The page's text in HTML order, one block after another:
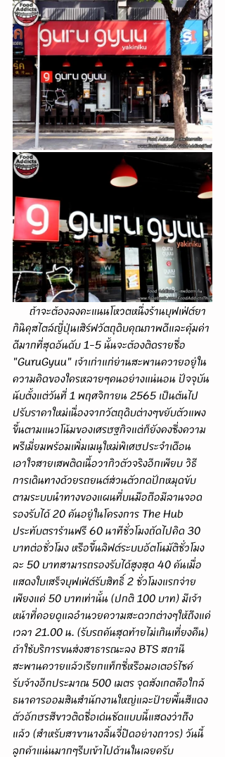
กินิคุสไตล์ญี่ปุ่นเสิร์ฟวัตถุดิบคุณภาพดีและคุ้มค่า
ดีมากที่สุดอันดับ 1-5 นั้นจะต้องติดรายชื่อ
"GuruGyuu" เจ้าเก่าแก่ย่านสะพานควายอยู่ใน
ความคิดของใครหลายๆคนอย่างแน่นอน ปัจจุบัน
นับตั้งแต่วันที่ 1 พฤศจิกายน 2565 เป็นต้นไป
ปรับราคาใหม่เนื่องจากวัตถุดิบต่างๆขยับตัวแพง
ขึ้นตามแนวโน้มของเศรษฐกิจแต่ก็ยังคงซึ่งความ
พรีเมี่ยมพร้อมเพิ่มเมนูใหม่พิเศษประจำเดือน
เอาใจสายเสพติดเนื้อวากิวตัวจริงอีกเพียบ วิธี
การเดินทางด้วยรถยนต์ส่วนตัวกดปักหมุดขับ
ตามระบบนำทางของแผนที่บนมือถือมีลานจอด
รองรับได้ 20 คันอยู่ในโครงการ The Hub
ประทับตราร้านฟรี 60 นาทีชั่วโมงถัดไปคิด 30
บาทต่อชั่วโมง หรือขึ้นลิฟต์ระบบอัตโนมัติชั่วโมง
ละ 50 บาทสามารถรองรับได้สูงสุด 40 คันเมื่อ
แสดงใบเสร็จบุฟเฟ่ต์รับสิทธิ์ 2 ชั่วโมงแรกจ่าย
เพียงแค่ 50 บาทเท่านั้น (ปกติ 100 บาท) มีเจ้า
หน้าที่คอยดูแลอำนวยความสะดวกต่างๆให้ถึงแค่
เวลา 21.00 น. (รับรถคันสุดท้ายไม่เกินเที่ยงคืน)
ถ้าใช้บริการขนส่งสาธารณะลง BTS สถานี
สะพานควายแล้วเรียกแท็กซี่หรือมอเตอร์ไซค์
รับจ้างอีกประมาณ 500 เมตร จุดสังเกตคือใกล้
ธนาคารออมสินสำนักงานใหญ่และป้ายพื้นสีแดง
ตัวอักษรสีขาวติดชื่อเด่นชัดแบบนี้แสดงว่าถึง
แล้ว (สำหรับสาขานางลิ้นจี่ปิดอย่างถาวร) วันนี้
ลูกค้าแน่นมากๆรีบเข้าไปด้านในเลยครับ